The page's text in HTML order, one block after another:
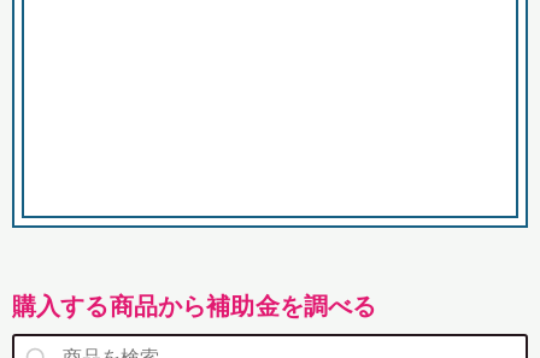
購入する商品から補助金を調べる